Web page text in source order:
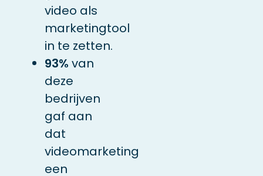
video als
marketingtool
in te zetten.
93% van
deze
bedrijven
gaf aan
dat
videomarketing
een